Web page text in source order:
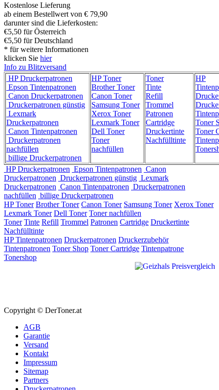
Kostenlose Lieferung
ab einem Bestellwert von € 79,90
darunter sind die Lieferkosten:
€5,50 für Österreich
€5,50 für Deutschland
* für weitere Informationen
klicken Sie hier
Info zu Blitzversand
HP Druckerpatronen
Epson Tintenpatronen
Canon Druckerpatronen
Druckerpatronen günstig
Lexmark
Druckerpatronen
Canon Tintenpatronen
Druckerpatronen
nachfüllen
billige Druckerpatronen
HP Toner
Brother Toner
Canon Toner
Samsung Toner
Xerox Toner
Lexmark Toner
Dell Toner
Toner
nachfüllen
Toner
Tinte
Refill
Trommel
Patronen
Cartridge
Druckertinte
Nachfülltinte
HP
Toner
Toner
HP Druckerpatronen Epson Tintenpatronen Canon
Druckerpatronen Druckerpatronen günstig Lexmark
Druckerpatronen Canon Tintenpatronen Druckerpatronen
nachfüllen billige Druckerpatronen
HP Toner Brother Toner Canon Toner Samsung Toner Xerox Toner
Lexmark Toner Dell Toner Toner nachfüllen
Toner Tinte Refill Trommel Patronen Cartridge Druckertinte
Nachfülltinte
HP Tintenpatronen Druckerpatronen Druckerzubehör
Tintenpatronen Toner Shop Toner Cartridge Tintenpatrone
Tonershop
Copyright © DerToner.at
AGB
Garantie
Versand
Kontakt
Impressum
Sitemap
Partners